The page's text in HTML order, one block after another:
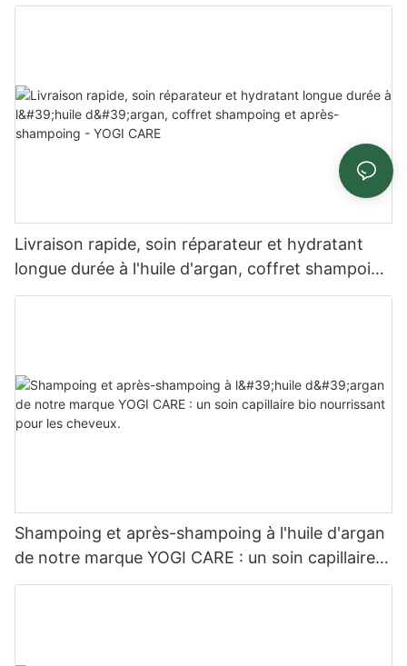
Livraison rapide, soin réparateur et hydratant
longue durée à l'huile d'argan, coffret shampoing
et après-shampoing - YOGI CARE
Shampoing et après-shampoing à l'huile d'argan
de notre marque YOGI CARE : un soin capillaire
bio nourrissant pour les cheveux.